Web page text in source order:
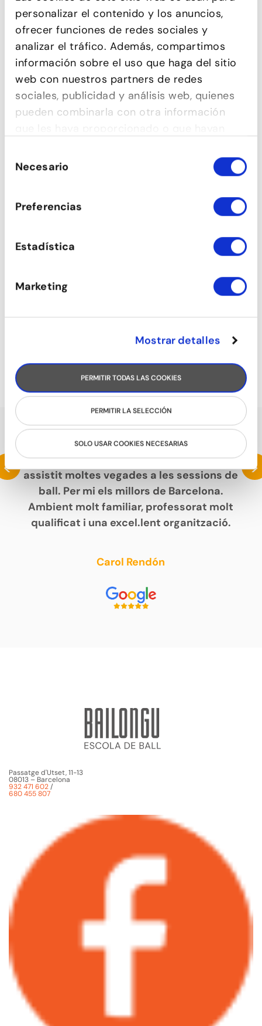
personalizar el contenido y los anuncios,
ofrecer funciones de redes sociales y
analizar el tráfico. Además, compartimos
información sobre el uso que haga del sitio
web con nuestros partners de redes
sociales, publicidad y análisis web, quienes
pueden combinarla con otra información
de sus servicios.
deNecesario
Preferencias
Estadística
Marketing
Mostrar detalles
PERMITIR TODAS LAS COOKIES
PERMITIR LA SELECCIÓN
SOLO USAR COOKIES NECESARIAS
PARLEN DE NOSALTRES
<
Fa anys que conec aquesta escola i he
assistit moltes vegades a les sessions de
ball. Per mi els millors de Barcelona.
Ambient molt familiar, professorat molt
qualificat i una excel.lent organització.
Carol Rendón
>
Passatge d'Utset, 11-13
08013 – Barcelona
932 471 602/
680 455 807